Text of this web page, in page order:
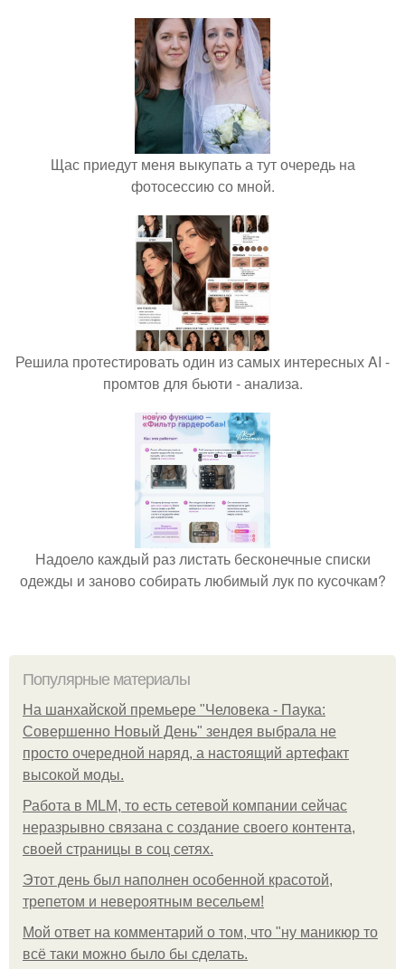
Щас приедут меня выкупать а тут очередь на
фотосессию со мной.
Решила протестировать один из самых интересных AI -
промтов для бьюти - анализа.
Надоело каждый раз листать бесконечные списки
одежды и заново собирать любимый лук по кусочкам?
Популярные материалы
На шанхайской премьере "Человека - Паука:
Совершенно Новый День" зендея выбрала не
просто очередной наряд, а настоящий артефакт
высокой моды.
Работа в MLM, то есть сетевой компании сейчас
неразрывно связана с создание своего контента,
своей страницы в соц сетях.
Этот день был наполнен особенной красотой,
трепетом и невероятным весельем!
Мой ответ на комментарий о том, что "ну маникюр то
всё таки можно было бы сделать.